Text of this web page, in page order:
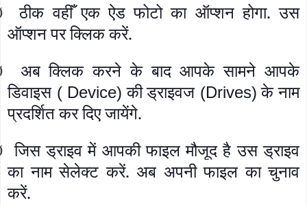
ठीक वहीँ एक ऐड फोटो का ऑप्शन होगा. उस
ऑप्शन पर क्लिक करें.
अब क्लिक करने के बाद आपके सामने आपके
डिवाइस ( Device) की ड्राइवज (Drives) के नाम
प्रदर्शित कर दिए जायेंगे.
जिस ड्राइव में आपकी फाइल मौजूद है उस ड्राइव
का नाम सेलेक्ट करें. अब अपनी फाइल का चुनाव
करें.